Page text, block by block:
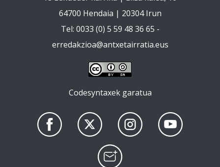
64700 Hendaia | 20304 Irun
Tel: 0033 (0) 5 59 48 36 65 -
erredakzioa@antxetairratia.eus
Codesyntaxek garatua